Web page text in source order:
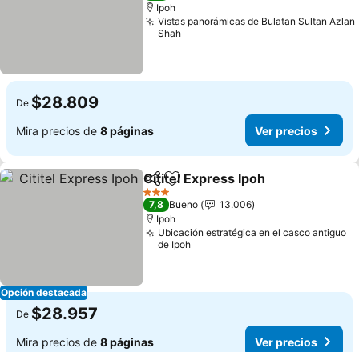
Ipoh
Vistas panorámicas de Bulatan Sultan Azlan
Shah
De $28.809
Mira precios de 8 páginas Ver precios
Opción destacada
CompartirAgregar a favoritos
Cititel Express Ipoh
3 Estrellas
7,8 Bueno
13.006
Ipoh
Ubicación estratégica en el casco antiguo
de Ipoh
De $28.957
Mira precios de 8 páginas Ver precios